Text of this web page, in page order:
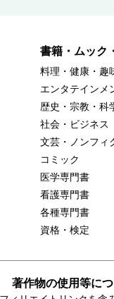
書籍・ムック
料理・健康・趣
エンタテインメ
歴史・宗教・科
社会・ビジネス
文芸・ノンフィ
コミック
医学専門書
看護専門書
各種専門書
資格・検定
著作物の使用等に